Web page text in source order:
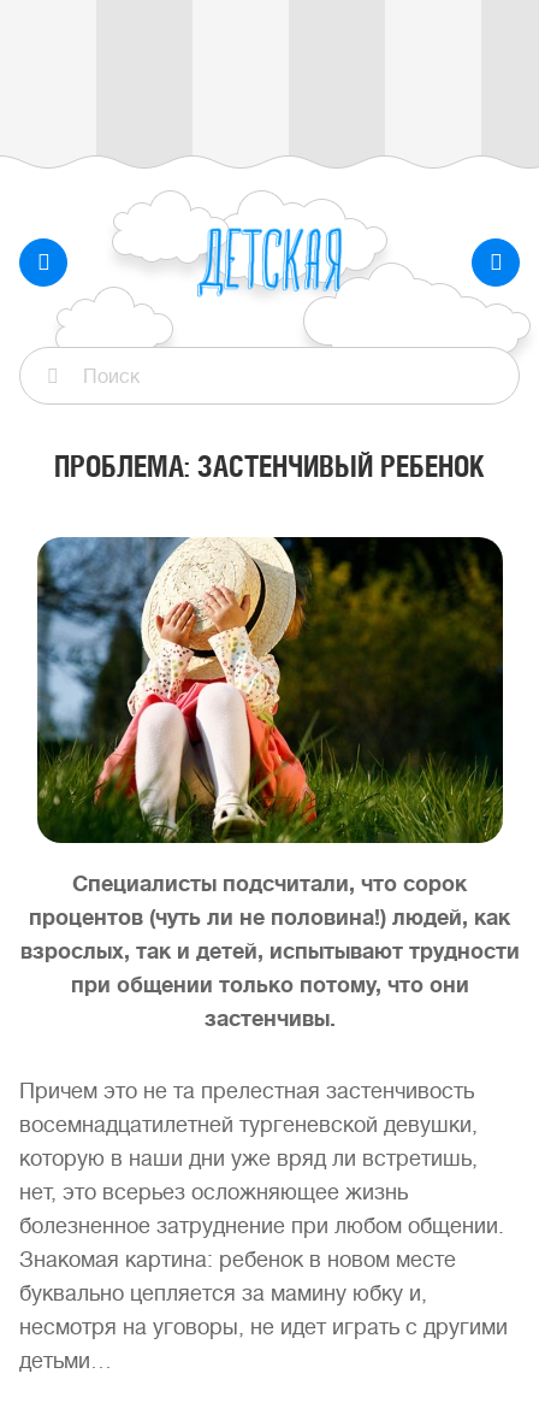
ПРОБЛЕМА: ЗАСТЕНЧИВЫЙ РЕБЕНОК
Специалисты подсчитали, что сорок
процентов (чуть ли не половина!) людей, как
взрослых, так и детей, испытывают трудности
при общении только потому, что они
застенчивы.
Причем это не та прелестная застенчивость
восемнадцатилетней тургеневской девушки,
которую в наши дни уже вряд ли встретишь,
нет, это всерьез осложняющее жизнь
болезненное затруднение при любом общении.
Знакомая картина: ребенок в новом месте
буквально цепляется за мамину юбку и,
несмотря на уговоры, не идет играть с другими
детьми…